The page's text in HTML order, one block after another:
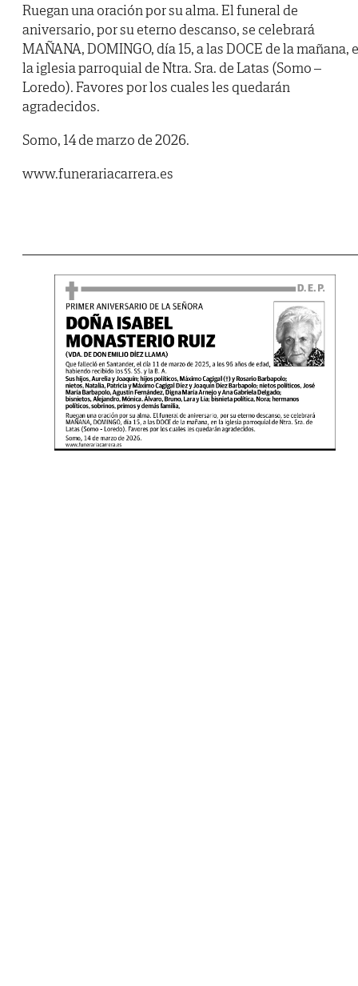
Ruegan una oración por su alma. El funeral de
aniversario, por su eterno descanso, se celebrará
MAÑANA, DOMINGO, día 15, a las DOCE de la mañana,
la iglesia parroquial de Ntra. Sra. de Latas (Somo –
Loredo). Favores por los cuales les quedarán
agradecidos.
Somo, 14 de marzo de 2026.
www.funerariacarrera.es